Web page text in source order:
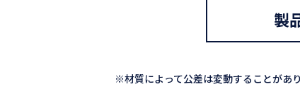
製
※材質によって公差は変動することがあ